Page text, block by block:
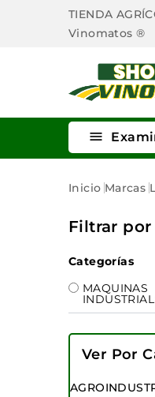
TIENDA
Vinomatos ®

Inicio Marcas
Filtrar por
Categorías
MAQUINAS
Ver Por